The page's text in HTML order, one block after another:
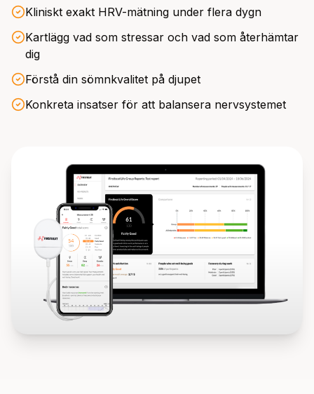
Kliniskt exakt HRV-mätning under flera dygn
Kartlägg vad som stressar och vad som återhämtar
dig
Förstå din sömnkvalitet på djupet
Konkreta insatser för att balansera nervsystemet